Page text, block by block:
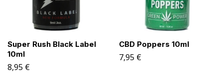
Super Rush Black Label
10ml
8,95 €
CBD Poppers 10ml
7,95 €